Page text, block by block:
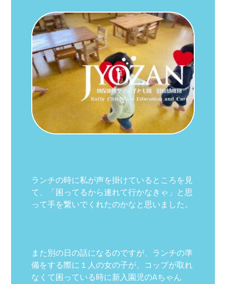
ランチの時に私が声を掛けているところを見
て、「困ってるから連れて行かなきゃ」と思
って手を繋いでくれたのかなと思いました。
また別の日の話になるのですが、ランチの準
備をする際に１人の女の子が、コップが取れ
なくて困っている時に新入園児のAちゃん